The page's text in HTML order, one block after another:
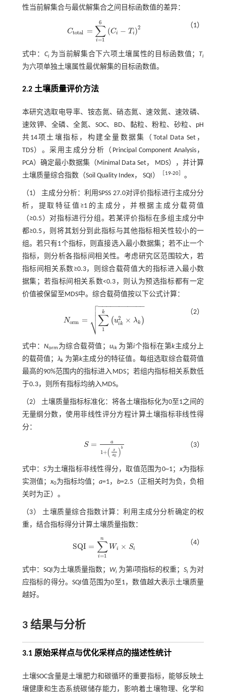
性当前解集合与最优解集合之间目标函数值的差异：
Ctotal = ∑
i=1
6
(Ci − T i )2
Ctotal =∑i 16 i-Ti2
（1）
式中： Ci为当前解集合下六项土壤属性的目标函数值；Ti
为六项单独土壤属性最优解集的目标函数值。
2.2 土壤质量评价方法
本研究选取电导率、铵态氮、硝态氮、速效氮、速效磷、
速效钾、全磷、全氮、SOC、BD、黏粒、粉粒、砂粒、pH
共14项土壤指标，构建全量数据集（Total Data Set，
TDS）。采用主成分分析（Principal Component Analysis，
PCA）确定最小数据集（Minimal Data Set， MDS），并计算
土壤质量综合指数（Soil Quality Index， SQI）
19-20］ 。
（1） 主成分分析：利用SPSS 27.0对评价指标进行主成分分
析，提取特征值≥1的主成分，并根据主成分载荷值
（≥0.5）对指标进行分组。若某评价指标在多组主成分中
都≥0.5，则将其划分到此指标与其他指标相关性较小的一
组。若只有1个指标，则直接选入最小数据集；若不止一个
指标，则分析各指标间相关性。考虑研究区范围较大，若
指标间相关系数≥0.3，则综合载荷值大的指标进入最小数
据集；若指标间相关系数<0.3，则认为预选指标都有一定
价值被保留至MDS中。综合载荷值按以下公式计算：
Norm = ∑
1
k
(u2
ik × λk )
− −
−−−−−−−−−

⎷


Norm =∑1 k k2 ×λk
（2）
式中：Norm 为综合载荷值； uik为第i个指标在第k主成分上
的载荷值；λk 为第k主成分的特征值。每组选取综合载荷值
最高的90%范围内的指标进入MDS；若组内指标相关系数低
于0.3，则所有指标均纳入MDS。
（2） 土壤质量指标标准化：将各土壤指标化为0至1之间的
无量纲分数，使用非线性评分方程计算土壤指标非线性得
分：
S = a
1+(
x
x0 )b
S= a1 +xx0b （3）
式中：S为土壤指标非线性得分，取值范围为0~1； x为指标
实测值； x0为指标均值；a=1， b=2.5（正相关时为负，负相
关时为正）。
（3） 土壤质量综合指数计算：利用主成分分析确定的权
重，结合指标得分计算土壤质量指数：
SQI = ∑
i=1
n
Wi × Si
SQI=∑i= nW ×Si
（4）
式中：SQI为土壤质量指数； Wi为第i项指标的权重；Si 为对
应指标的得分。SQI值范围为0至1，数值越大表示土壤质量
越好。
3 结果与分析
3.1 原始采样点与优化采样点的描述性统计
土壤SOC含量是土壤肥力和碳循环的重要指标，能够反映土
壤健康和生态系统碳储存能力，影响着土壤物理、化学和